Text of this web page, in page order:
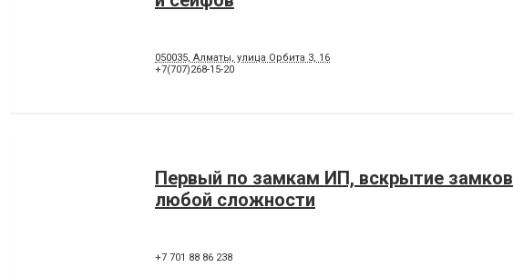
050035, Алматы, улица Орбита 3, 16
+7(707)268-15-20
Первый по замкам ИП, вскрытие замков
любой сложности
+7 701 88 86 238